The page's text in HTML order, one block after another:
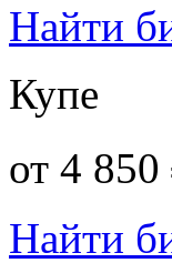
Найти
Купе
от 4 850
Найти